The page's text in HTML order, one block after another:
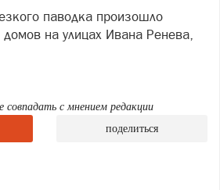
паводка произошло
на улицах Ивана Ренева,
действий прошёл смотр
муниципального звена
с мнением редакции
поделиться